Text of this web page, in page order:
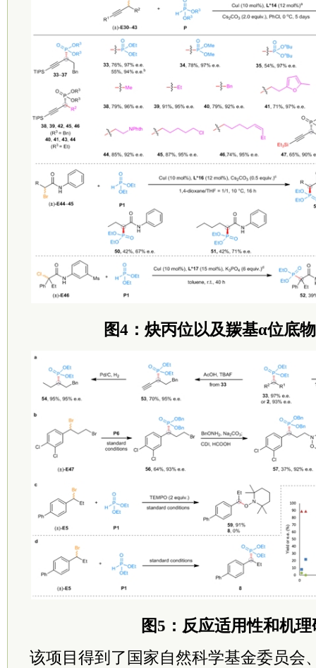
图4：炔丙位以及羰基α位底
图5：反应适用性和机理
该项目得到了国家自然科学基金委员会